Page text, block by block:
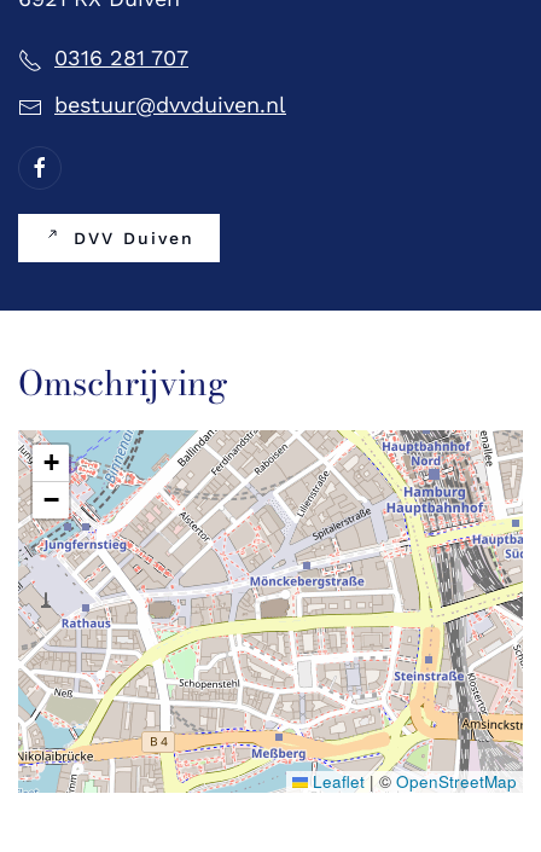
0316 281 707
bestuur@dvvduiven.nl
DVV Duiven
Omschrijving
+
−
Leaflet | © OpenStreetMap